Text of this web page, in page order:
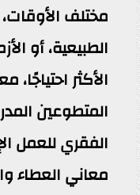
مختلف
الطبيعية، أو
الأكثر
المتطوعين
الفقري للعمل
معاني العطاء